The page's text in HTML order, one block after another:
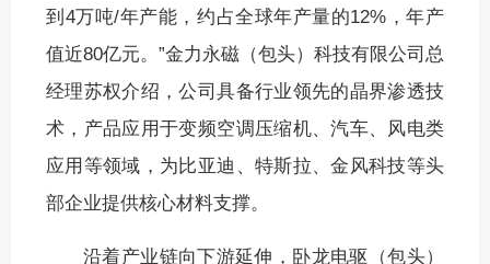
到4万吨/年产能，约占全球年产量的12%，年产
值近80亿元。”金力永磁（包头）科技有限公司总
经理苏权介绍，公司具备行业领先的晶界渗透技
术，产品应用于变频空调压缩机、汽车、风电类
应用等领域，为比亚迪、特斯拉、金风科技等头
部企业提供核心材料支撑。
沿着产业链向下游延伸，卧龙电驱（包头）